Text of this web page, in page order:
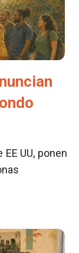
UU, ponen